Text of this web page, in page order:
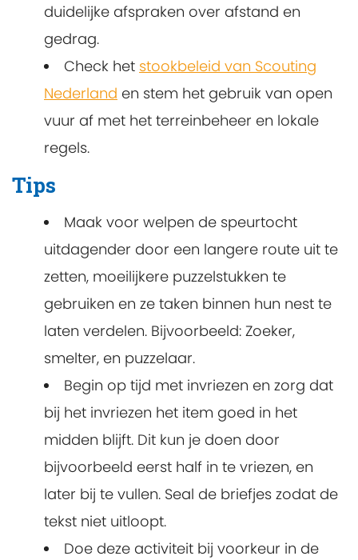
duidelijke afspraken over afstand en
gedrag.
Check het stookbeleid van Scouting
Nederland en stem het gebruik van open
vuur af met het terreinbeheer en lokale
regels.
Tips
Maak voor welpen de speurtocht
uitdagender door een langere route uit te
zetten, moeilijkere puzzelstukken te
gebruiken en ze taken binnen hun nest te
laten verdelen. Bijvoorbeeld: Zoeker,
smelter, en puzzelaar.
Begin op tijd met invriezen en zorg dat
bij het invriezen het item goed in het
midden blijft. Dit kun je doen door
bijvoorbeeld eerst half in te vriezen, en
later bij te vullen. Seal de briefjes zodat de
tekst niet uitloopt.
Doe deze activiteit bij voorkeur in de